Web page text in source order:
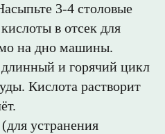
3-4 столовые
в отсек для
на дно машины.
и горячий цикл
Кислота растворит
устранения
Wildberis